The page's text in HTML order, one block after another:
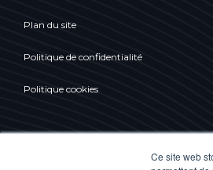
Ce site web
Plan du site
Politique de confidentialité
Politique cookies